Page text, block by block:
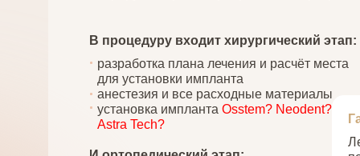
разработка плана лечения и расчёт места
для установки импланта
анестезия и все расходные материалы
установка импланта Osstem? Neodent?
Astra Tech?
В процедуру входит хирургический этап: